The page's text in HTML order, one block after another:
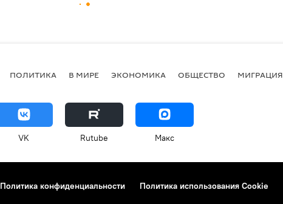
ПОЛИТИКА В МИРЕ ЭКОНОМИКА ОБЩЕСТВО МИГРАЦИЯ
VK Rutube Макс
Политика конфиденциальности Политика использования Cookie